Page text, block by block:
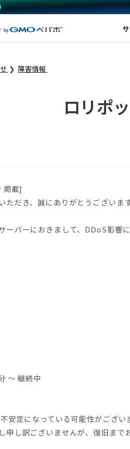
ロリポップ！レン
障害情報
ロリポ
掲載]
だき、誠にありがとうございます
ーバーにおきまして、DDoS影響
～ 継続中
安定になっている可能性がござい
申し訳ございませんが、復旧まで